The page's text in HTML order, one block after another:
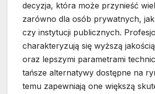
decyzja, która może przynieść
zarówno dla osób prywatnych,
czy instytucji publicznych.
charakteryzują się wyższą
oraz lepszymi parametrami
tańsze alternatywy dostępne na
temu zapewniają one większą